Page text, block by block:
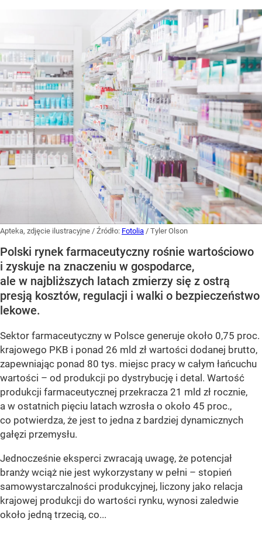
Apteka, zdjęcie ilustracyjne / Źródło: Fotolia / Tyler Olson
Polski rynek farmaceutyczny rośnie wartościowo
i zyskuje na znaczeniu w gospodarce,
ale w najbliższych latach zmierzy się z ostrą
presją kosztów, regulacji i walki o bezpieczeństwo
lekowe.
Sektor farmaceutyczny w Polsce generuje około 0,75 proc.
krajowego PKB i ponad 26 mld zł wartości dodanej brutto,
zapewniając ponad 80 tys. miejsc pracy w całym łańcuchu
wartości – od produkcji po dystrybucję i detal. Wartość
produkcji farmaceutycznej przekracza 21 mld zł rocznie,
a w ostatnich pięciu latach wzrosła o około 45 proc.,
co potwierdza, że jest to jedna z bardziej dynamicznych
gałęzi przemysłu.
Jednocześnie eksperci zwracają uwagę, że potencjał
branży wciąż nie jest wykorzystany w pełni – stopień
samowystarczalności produkcyjnej, liczony jako relacja
krajowej produkcji do wartości rynku, wynosi zaledwie
około jedną trzecią, co...